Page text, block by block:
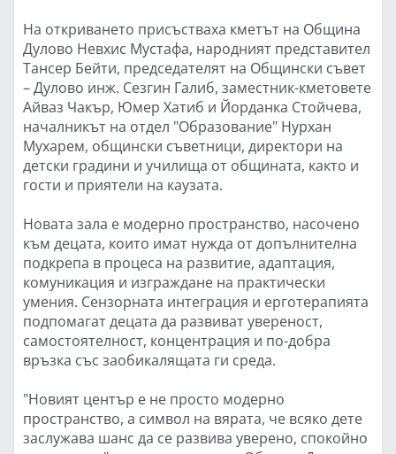
На откриването присъстваха кметът на Община
Дулово Невхис Мустафа, народният представител
Тансер Бейти, председателят на Общински съвет
– Дулово инж. Сезгин Галиб, заместник-кметовете
Айваз Чакър, Юмер Хатиб и Йорданка Стойчева,
началникът на отдел "Образование" Нурхан
Мухарем, общински съветници, директори на
детски градини и училища от общината, както и
гости и приятели на каузата.
Новата зала е модерно пространство, насочено
към децата, които имат нужда от допълнителна
подкрепа в процеса на развитие, адаптация,
комуникация и изграждане на практически
умения. Сензорната интеграция и ерготерапията
подпомагат децата да развиват увереност,
самостоятелност, концентрация и по-добра
връзка със заобикалящата ги среда.
"Новият център е не просто модерно
пространство, а символ на вярата, че всяко дете
заслужава шанс да се развива уверено, спокойно